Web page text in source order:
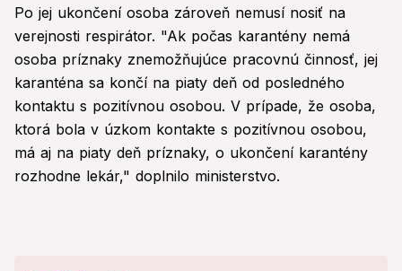
Po jej ukončení osoba zároveň nemusí nosiť na
verejnosti respirátor. "Ak počas karantény nemá
osoba príznaky znemožňujúce pracovnú činnosť, jej
karanténa sa končí na piaty deň od posledného
kontaktu s pozitívnou osobou. V prípade, že osoba,
ktorá bola v úzkom kontakte s pozitívnou osobou,
má aj na piaty deň príznaky, o ukončení karantény
rozhodne lekár," doplnilo ministerstvo.